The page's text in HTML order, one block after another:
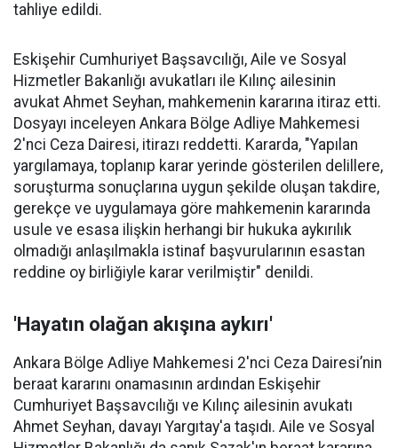
tahliye edildi.
Eskişehir Cumhuriyet Başsavcılığı, Aile ve Sosyal
Hizmetler Bakanlığı avukatları ile Kılınç ailesinin
avukat Ahmet Seyhan, mahkemenin kararına itiraz etti.
Dosyayı inceleyen Ankara Bölge Adliye Mahkemesi
2'nci Ceza Dairesi, itirazı reddetti. Kararda, "Yapılan
yargılamaya, toplanıp karar yerinde gösterilen delillere,
soruşturma sonuçlarına uygun şekilde oluşan takdire,
gerekçe ve uygulamaya göre mahkemenin kararında
usule ve esasa ilişkin herhangi bir hukuka aykırılık
olmadığı anlaşılmakla istinaf başvurularının esastan
reddine oy birliğiyle karar verilmiştir" denildi.
'Hayatın olağan akışına aykırı'
Ankara Bölge Adliye Mahkemesi 2'nci Ceza Dairesi’nin
beraat kararını onamasının ardından Eskişehir
Cumhuriyet Başsavcılığı ve Kılınç ailesinin avukatı
Ahmet Seyhan, davayı Yargıtay'a taşıdı. Aile ve Sosyal